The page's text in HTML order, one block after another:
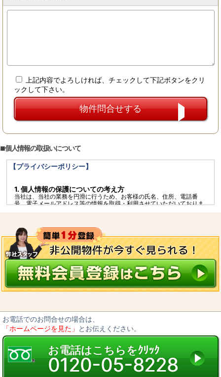
上記内容でよろしければ、チェックして下記ボタンをクリ
ックして下さい。
個人情報の取扱いについて
【プライバシーポリシー】
1. 個人情報の保護についての考え方
当社は、当社の業務を円滑に行うため、お客様の氏名、住所、電話番
号、電子メールアドレス等の情報を取得・利用させていただいておりま
個人情報に適用される「個人情報の保護に関する法律」その他の関係法
令を遵守するとともに、一般に公正妥当と認められる個人情報の取扱い
に関する慣行に準拠し、適切に取り扱います。
個人情報の取扱いに関する規程を明確にし、従業者へ周知徹底します。
また、取引先等に対しても適切に個人情報を取り扱うように要請しま
す。
個人情報の取得に際しては、利用目的を特定して通知又は公表し、その
利用目的に従って個人情報を取り扱います。
個人情報の漏洩、紛失、改ざん等を防止するため、必要な対策を講じて
適切な管理を行います。
2. 個人情報の預託
当社は、お客様との取引やサービスを提供するために個人情報に関する
取扱いを外部に委託することがあります。委託する場合には、適正な取
扱いを確保するための契約締結、実施状況の点検などを行います。
3. 第三者への開示・提供
当社は、「2. 個人情報の預託」に記載した外部委託先への提供の場合及
お電話でのお問合せの場合は、
「ホームページを見た」 とお伝えください。
お電話はこちらをｸﾘｯｸ
0120-05-8228